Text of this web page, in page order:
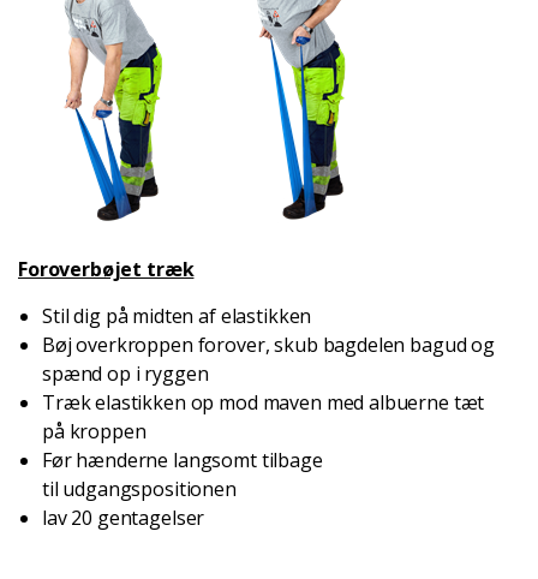
Foroverbøjet træk
Stil dig på midten af elastikken
Bøj overkroppen forover, skub bagdelen bagud og
spænd op i ryggen
Træk elastikken op mod maven med albuerne tæt
på kroppen
Før hænderne langsomt tilbage
til udgangspositionen
lav 20 gentagelser